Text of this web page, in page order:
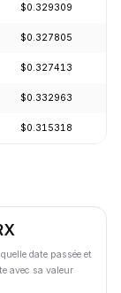
$0.329309
$0.327805
$0.327413
$0.332963
$0.315318
date passée et
avec sa valeur